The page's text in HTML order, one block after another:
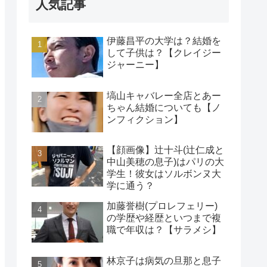
人気記事
伊藤昌平の大学は？結婚を
して子供は？【クレイジー
ジャーニー】
塙山キャバレー全店とあー
ちゃん結婚についても【ノ
ンフィクション】
【顔画像】辻十斗(辻仁成と
中山美穂の息子)はパリの大
学生！彼女はソルボンヌ大
学に通う？
加藤誉樹(プロレフェリー)
の学歴や経歴といつまで複
職で年収は？【サラメシ】
林京子は病気の旦那と息子